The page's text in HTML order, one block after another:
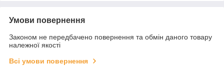
Умови повернення
Законом не передбачено повернення та обмін даного товару
належної якості
Всі умови повернення